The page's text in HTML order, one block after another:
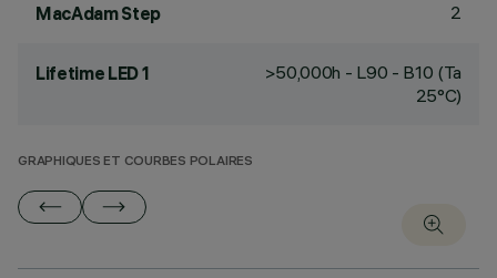
MacAdam Step 2
Lifetime LED 1
>50,000h - L90 - B10 (Ta
25°C)
GRAPHIQUES ET COURBES POLAIRES